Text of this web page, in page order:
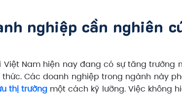
nghiệp cần nghiên
Việt Nam hiện nay đang có sự tăng trưởng
Các doanh nghiệp trong ngành này
thị trườngmột cách kỹ lưỡng. Việc không